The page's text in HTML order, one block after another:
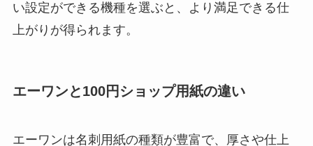
い設定ができる機種を選ぶと、より満足できる仕
上がりが得られます。
エーワンと100円ショップ用紙の違い
エーワンは名刺用紙の種類が豊富で、厚さや仕上